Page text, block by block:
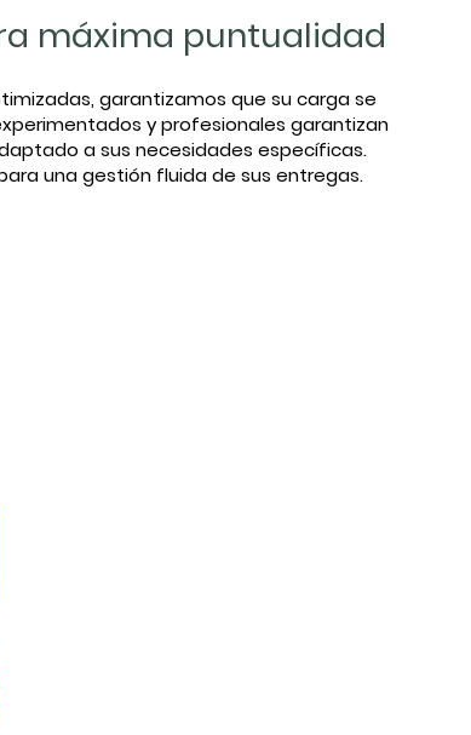
máxima puntualidad
garantizamos que su carga se
y profesionales garantizan
a sus necesidades específicas.
una gestión fluida de sus entregas.